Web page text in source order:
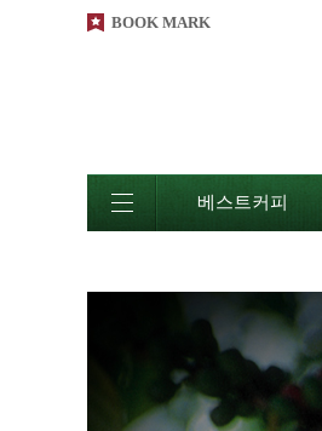
BOOK MARK
베스트커피